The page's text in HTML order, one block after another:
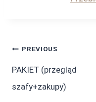
Post
navigation
PREVIOUS
PAKIET (przegląd
szafy+zakupy)